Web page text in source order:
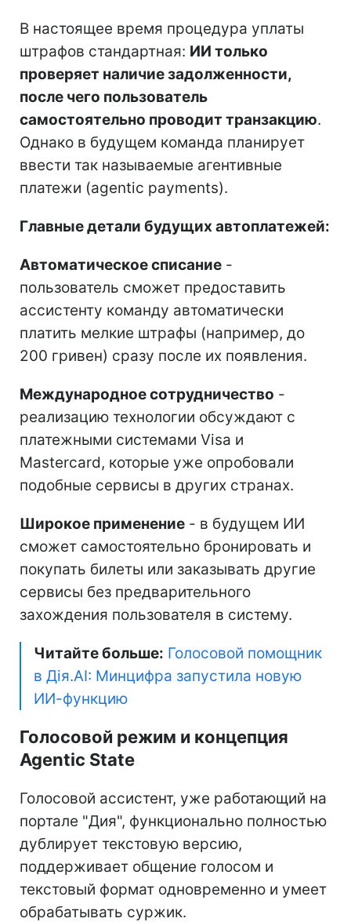
В настоящее время процедура уплаты
штрафов стандартная: ИИ только
проверяет наличие задолженности,
после чего пользователь
самостоятельно проводит транзакцию.
Однако в будущем команда планирует
ввести так называемые агентивные
платежи (agentic payments).
Главные детали будущих автоплатежей:
Автоматическое списание -
пользователь сможет предоставить
ассистенту команду автоматически
платить мелкие штрафы (например, до
200 гривен) сразу после их появления.
Международное сотрудничество -
реализацию технологии обсуждают с
платежными системами Visa и
Mastercard, которые уже опробовали
подобные сервисы в других странах.
Широкое применение - в будущем ИИ
сможет самостоятельно бронировать и
покупать билеты или заказывать другие
сервисы без предварительного
захождения пользователя в систему.
Читайте больше: Голосовой помощник
в Дія.AI: Минцифра запустила новую
ИИ-функцию
Голосовой режим и концепция
Agentic State
Голосовой ассистент, уже работающий на
портале "Дия", функционально полностью
дублирует текстовую версию,
поддерживает общение голосом и
текстовый формат одновременно и умеет
обрабатывать суржик.